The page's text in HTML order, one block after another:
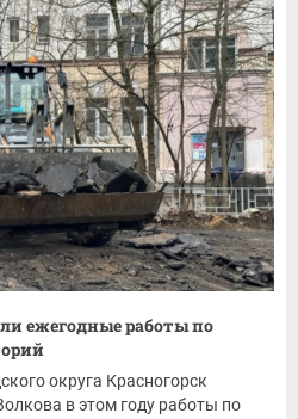
ежегодные работы по
округа Красногорск
в этом году работы по